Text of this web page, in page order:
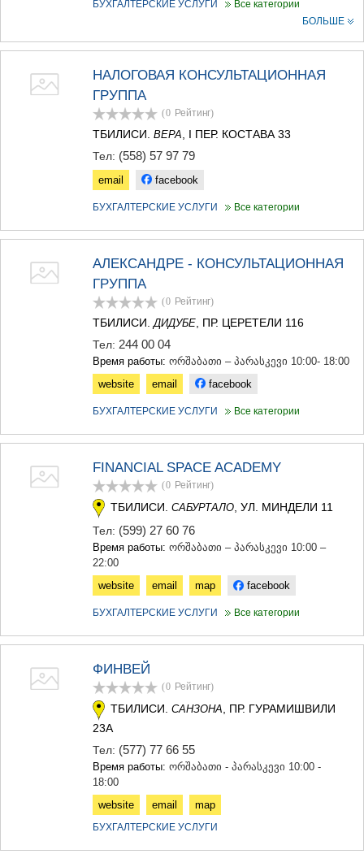
МАРТВИЛИ
СЕНАКИ
ЦАЛЕНДЖИХА
АСПИНДЗА
АХАЛЦИХЕ
БОРЖОМИ
НИНОЦМИНДА
КВЕМО КАРТЛИ
МАРНЕУЛИ
РУСТАВИ
ЦАЛКА
БУХГАЛТЕРСКИЕ УСЛУГИ
Все категории
БОЛЬШЕ
НАЛОГОВАЯ КОНСУЛЬТАЦИОННАЯ
ГРУППА
(0 Рейтинг)
ТБИЛИСИ. ВЕРА , I ПЕР. КОСТАВА 33
Тел: (558) 57 97 79
email facebook
БУХГАЛТЕРСКИЕ УСЛУГИ Все категории
АЛЕКСАНДРЕ - КОНСУЛЬТАЦИОННАЯ
ГРУППА
(0 Рейтинг)
ТБИЛИСИ. ДИДУБЕ , ПР. ЦЕРЕТЕЛИ 116
Тел: 244 00 04
Время работы: ორშაბათი – პარასკევი 10:00- 18:00
website
email facebook
БУХГАЛТЕРСКИЕ УСЛУГИ Все категории
FINANCIAL SPACE ACADEMY
(0 Рейтинг)
ТБИЛИСИ. САБУРТАЛО , УЛ. МИНДЕЛИ 11
Тел: (599) 27 60 76
Время работы: ორშაბათი – პარასკევი 10:00 –
22:00
website
email map facebook
БУХГАЛТЕРСКИЕ УСЛУГИ Все категории
ФИНВЕЙ
(0 Рейтинг)
ТБИЛИСИ. САНЗОНА, ПР. ГУРАМИШВИЛИ
23А
Тел: (577) 77 66 55
Время работы: ორშაბათი - პარასკევი 10:00 -
18:00
website
email map
БУХГАЛТЕРСКИЕ УСЛУГИ